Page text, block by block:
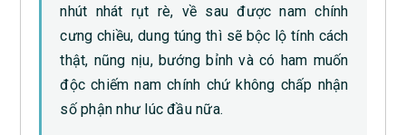
nhút nhát rụt rè, về sau được nam chính
cưng chiều, dung túng thì sẽ bộc lộ tính cách
thật, nũng nịu, bướng bỉnh và có ham muốn
độc chiếm nam chính chứ không chấp nhận
số phận như lúc đầu nữa.